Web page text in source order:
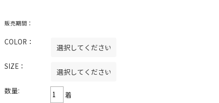
販売期間：
COLOR：
SIZE：
数量: 着